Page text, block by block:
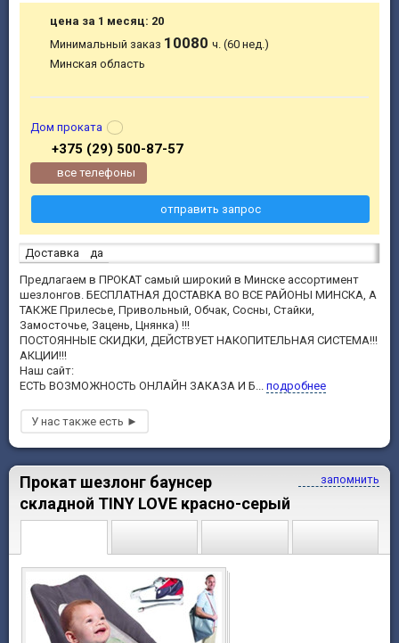
Доставка
да
Предлагаем в ПРОКАТ самый широкий в Минске ассортимент
шезлонгов. БЕСПЛАТНАЯ ДОСТАВКА ВО ВСЕ РАЙОНЫ МИНСКА, А
ТАКЖЕ Прилесье, Привольный, Обчак, Сосны, Стайки,
Замосточье, Зацень, Цнянка) !!!
ПОСТОЯННЫЕ СКИДКИ, ДЕЙСТВУЕТ НАКОПИТЕЛЬНАЯ СИСТЕМА!!!
АКЦИИ!!!
Наш сайт:
ЕСТЬ ВОЗМОЖНОСТЬ ОНЛАЙН ЗАКАЗА И Б... подробнее
цена за 1 месяц: 20
Минимальный заказ 10080ч. (60 нед.)
Минская область
Дом проката
+375 (29) 500-87-57
все телефоны
отправить запрос
запомнить
Прокат шезлонг баунсер
складной TINY LOVE красно-серый